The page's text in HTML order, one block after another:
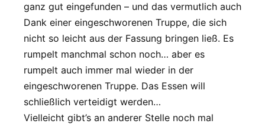
ganz gut eingefunden – und das vermutlich auch
Dank einer eingeschworenen Truppe, die sich
nicht so leicht aus der Fassung bringen ließ. Es
rumpelt manchmal schon noch… aber es
rumpelt auch immer mal wieder in der
eingeschworenen Truppe. Das Essen will
schließlich verteidigt werden…
Vielleicht gibt’s an anderer Stelle noch mal